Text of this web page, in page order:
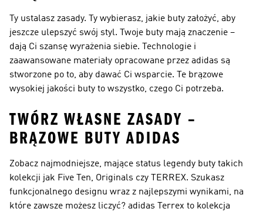
Ty ustalasz zasady. Ty wybierasz, jakie buty założyć, aby
jeszcze ulepszyć swój styl. Twoje buty mają znaczenie –
dają Ci szansę wyrażenia siebie. Technologie i
zaawansowane materiały opracowane przez adidas są
stworzone po to, aby dawać Ci wsparcie. Te brązowe
wysokiej jakości buty to wszystko, czego Ci potrzeba.
TWÓRZ WŁASNE ZASADY –
BRĄZOWE BUTY ADIDAS
Zobacz najmodniejsze, mające status legendy buty takich
kolekcji jak Five Ten, Originals czy TERREX. Szukasz
funkcjonalnego designu wraz z najlepszymi wynikami, na
które zawsze możesz liczyć? adidas Terrex to kolekcja